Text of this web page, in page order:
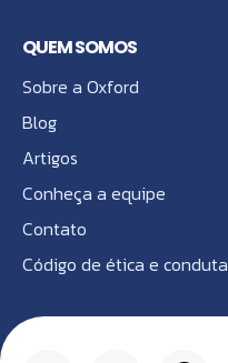
QUEM SOMOS
Sobre a Oxford
Blog
Artigos
Conheça a equipe
Contato
Código de ética e conduta